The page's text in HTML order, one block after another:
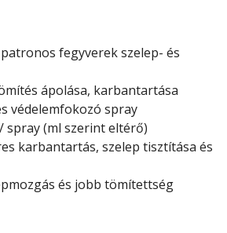
fegyverek szelep- és
ápolása, karbantartása
védelemfokozó spray
spray (ml szerint eltérő)
karbantartás, szelep tisztítása és
és jobb tömítettség